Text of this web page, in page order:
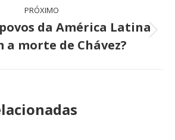
PRÓXIMO
Próximo
post:
da América Latina
a morte de Chávez?